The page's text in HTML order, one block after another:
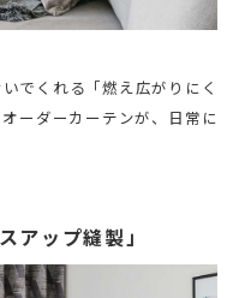
でくれる「燃え広がりにく
ーダーカーテンが、日常に
アップ縫製」